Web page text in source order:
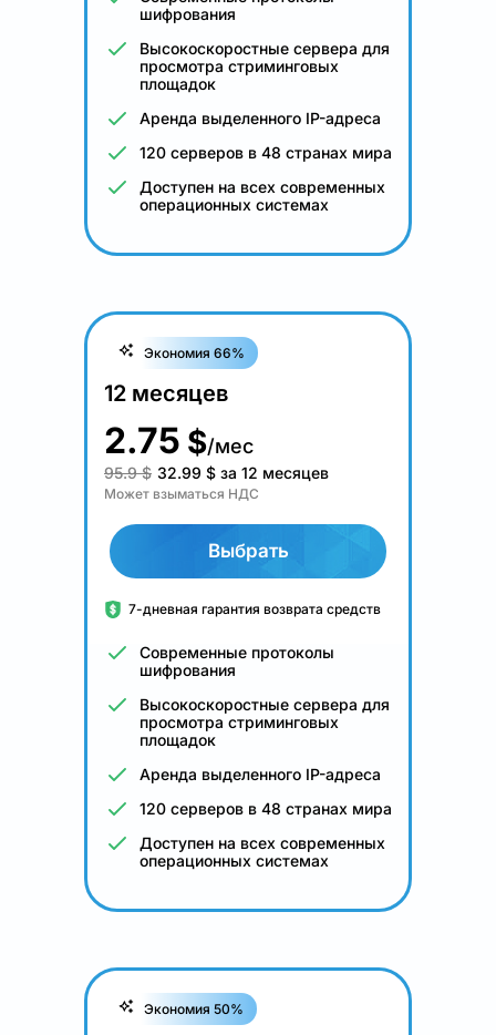
шифрования
Высокоскоростные сервера для
просмотра стриминговых
площадок
Аренда выделенного IP-адреса
120 серверов в 48 странах мира
Доступен на всех современных
операционных системах
Экономия 66%
12 месяцев
2.75 $/мес
95.9 $ 32.99 $ за 12 месяцев
Может взыматься НДС
Выбрать
7-дневная гарантия возврата средств
Современные протоколы
шифрования
Высокоскоростные сервера для
просмотра стриминговых
площадок
Аренда выделенного IP-адреса
120 серверов в 48 странах мира
Доступен на всех современных
операционных системах
Экономия 50%